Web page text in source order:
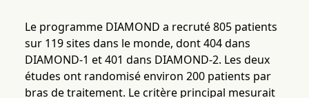
Le programme DIAMOND a recruté 805 patients
sur 119 sites dans le monde, dont 404 dans
DIAMOND-1 et 401 dans DIAMOND-2. Les deux
études ont randomisé environ 200 patients par
bras de traitement. Le critère principal mesurait